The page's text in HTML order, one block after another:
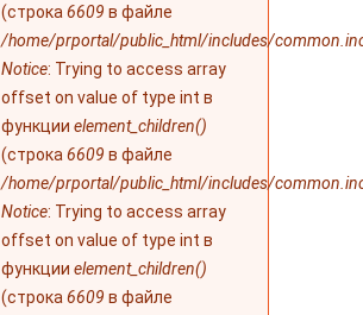
(строка 6609 в файле
/home/prportal/public_html/includes/
Notice: Trying to access array
offset on value of type int в
функции element_children()
(строка 6609 в файле
/home/prportal/public_html/includes/
Notice: Trying to access array
offset on value of type int в
функции element_children()
(строка 6609 в файле